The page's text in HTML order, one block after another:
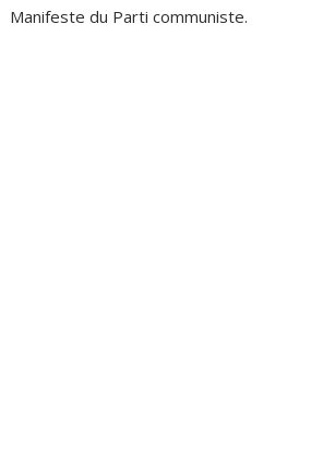
Manifeste du Parti communiste.